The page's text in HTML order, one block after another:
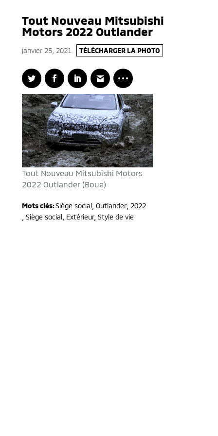
Tout Nouveau Mitsubishi
Motors 2022 Outlander
janvier 25, 2021 TÉLÉCHARGER LA PHOTO
Tout Nouveau Mitsubishi Motors
2022 Outlander (Boue)
Mots clés:Siège social, Outlander, 2022
Siège social, Extérieur, Style de vie